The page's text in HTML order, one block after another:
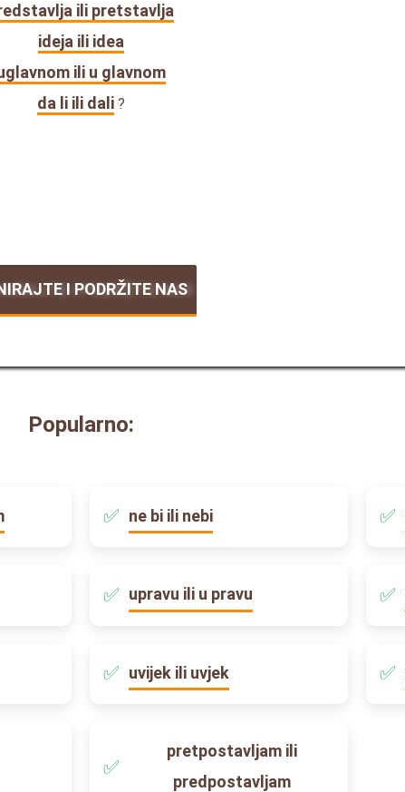
ili pretstavlja
ideja ili idea
ili u glavnom
da li ili dali?
I PODRŽITE NAS
Popularno:
ne bi ili nebi
upravu ili u pravu
uvijek ili uvjek
pretpostavljam ili
predpostavljam